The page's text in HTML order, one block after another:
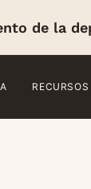
de la
RECURSOS